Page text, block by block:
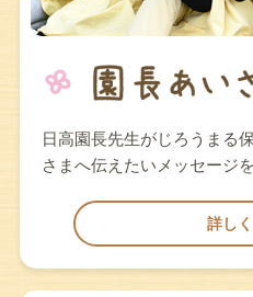
日高園長先生がじろうまる
さまへ伝えたいメッセージ
詳し